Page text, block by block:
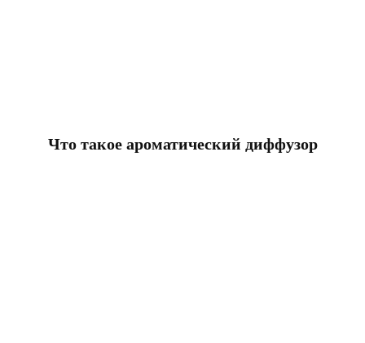
Что такое ароматический диффузор